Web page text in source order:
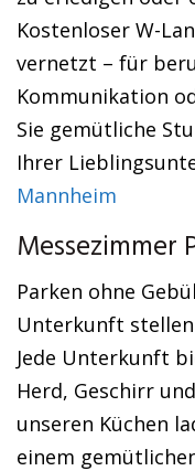
Kostenloser W-
vernetzt – für
Kommunikation
Sie gemütliche
Ihrer
Mannheim
Messezimmer
Parken ohne
Unterkunft
Jede Unterkunft
Herd, Geschirr
unseren Küchen
einem